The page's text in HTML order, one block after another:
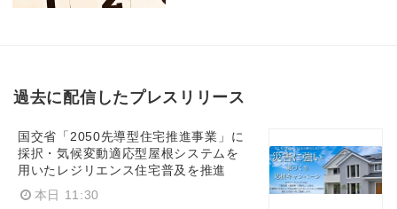
過去に配信したプレスリリース
国交省「2050先導型住宅推進事業」に
採択・気候変動適応型屋根システムを
用いたレジリエンス住宅普及を推進
本日 11:30